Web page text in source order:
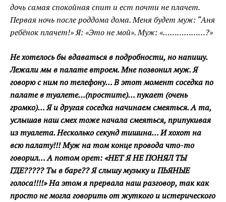
дочь самая спокойная спит и ест почти не плачет.
Первая ночь после роддома дома. Меня будет муж: “Аня
ребёнок плачет!» Я: «Это не мой». Муж: «………………?»
Не хотелось бы вдаваться в подробности, но напишу.
Лежали мы в палате втроем. Мне позвонил муж. Я
говорю с ним по телефону… В этот момент соседка по
палате в туалете…(простите)… пукает (очень
громко)… Я и другая соседка начинаем смеяться. А та,
услышав наш смех тоже начала смеяться, припукивая
из туалета. Несколько секунд тишина… И хохот на
всю палату!!! Муж на том конце провода что-то
говорил… А потом орет: «НЕТ Я НЕ ПОНЯЛ ТЫ
ГДЕ????? Ты в баре?? Я слышу музыку и ПЬЯНЫЕ
голоса!!!!» На этом я прервала наш разговор, так как
просто не могла говорить от жуткого и истерического